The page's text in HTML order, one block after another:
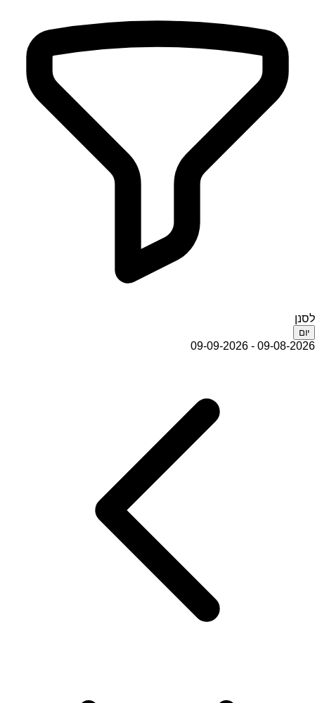
לסנן
יום
09-08-2026 - 09-09-2026